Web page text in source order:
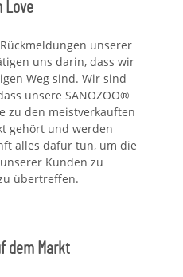
Love
unserer
uns darin, dass wir
Weg sind. Wir sind
unsere SANOZOO®
zu den meistverkauften
gehört und werden
alles dafür tun, um die
Kunden zu
übertreffen.
dem Markt